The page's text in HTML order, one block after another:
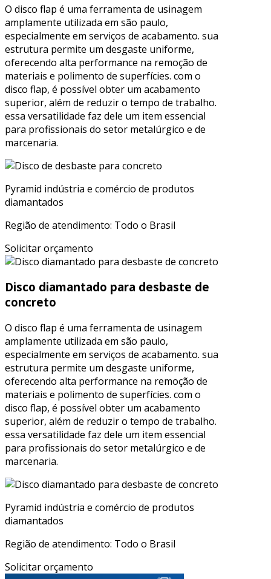
O disco flap é uma ferramenta de usinagem
amplamente utilizada em são paulo,
especialmente em serviços de acabamento. sua
estrutura permite um desgaste uniforme,
oferecendo alta performance na remoção de
materiais e polimento de superfícies. com o
disco flap, é possível obter um acabamento
superior, além de reduzir o tempo de trabalho.
essa versatilidade faz dele um item essencial
para profissionais do setor metalúrgico e de
marcenaria.
Pyramid indústria e comércio de produtos
diamantados
Região de atendimento: Todo o Brasil
Solicitar orçamento
Disco diamantado para desbaste de
concreto
O disco flap é uma ferramenta de usinagem
amplamente utilizada em são paulo,
especialmente em serviços de acabamento. sua
estrutura permite um desgaste uniforme,
oferecendo alta performance na remoção de
materiais e polimento de superfícies. com o
disco flap, é possível obter um acabamento
superior, além de reduzir o tempo de trabalho.
essa versatilidade faz dele um item essencial
para profissionais do setor metalúrgico e de
marcenaria.
Pyramid indústria e comércio de produtos
diamantados
Região de atendimento: Todo o Brasil
Solicitar orçamento